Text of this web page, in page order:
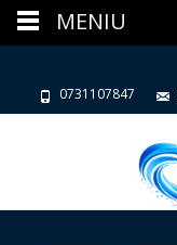
0731107847
MENIU